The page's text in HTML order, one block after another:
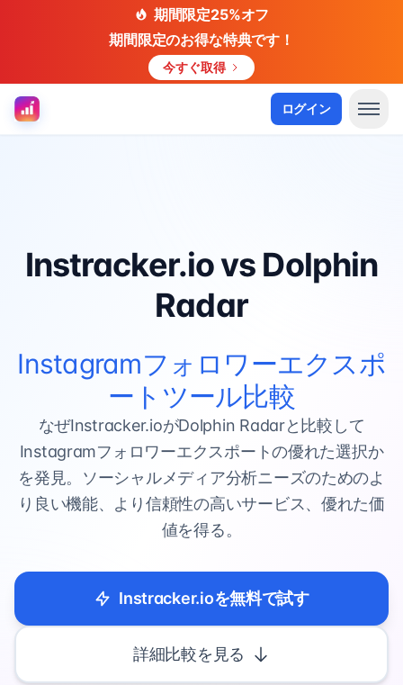
期間限定25%オフ
期間限定のお得な特典です！
今すぐ取得
ログイン
Instracker.io vs Dolphin
Radar
Instagramフォロワーエクスポ
ートツール比較
なぜInstracker.ioがDolphin Radarと比較して
Instagramフォロワーエクスポートの優れた選択か
を発見。ソーシャルメディア分析ニーズのためのよ
り良い機能、より信頼性の高いサービス、優れた価
値を得る。
Instracker.ioを無料で試す
詳細比較を見る